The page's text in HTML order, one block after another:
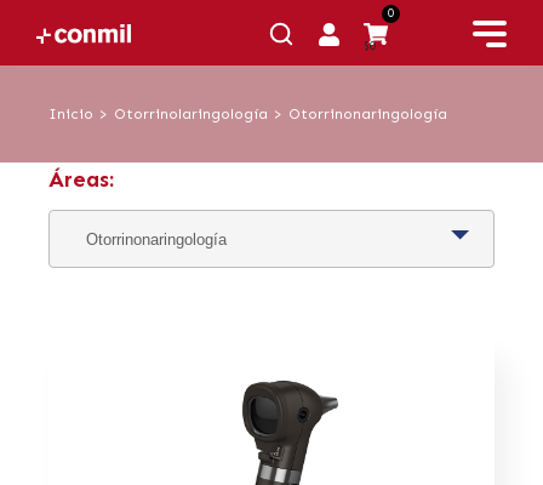
0
$0
Inicio > Otorrinolaringología > Otorrinonaringología
Áreas: